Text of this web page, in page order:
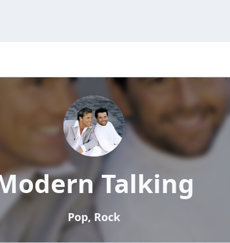
Talking
Pop, Rock